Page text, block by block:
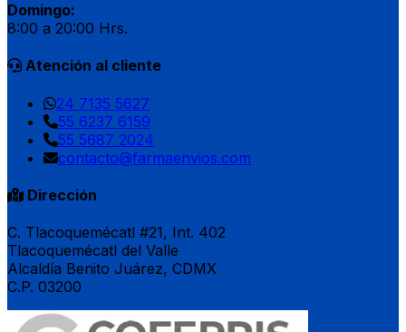
Domingo:
8:00 a 20:00 Hrs.
Atención al cliente
24 7135 5627
55 6237 6159
55 5687 2024
contacto@farmaenvios.com
Dirección
C. Tlacoquemécatl #21, Int. 402
Tlacoquemécatl del Valle
Alcaldía Benito Juárez, CDMX
C.P. 03200